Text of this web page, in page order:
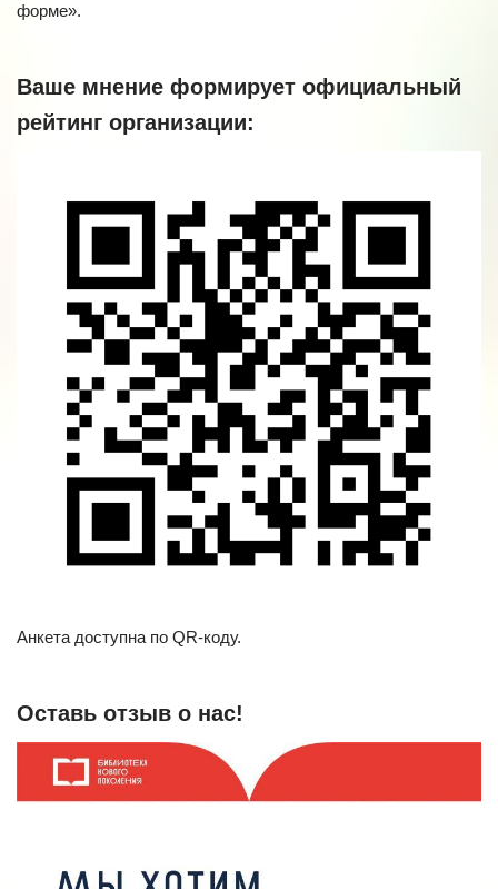
форме».
Ваше мнение формирует официальный
рейтинг организации:
Анкета доступна по QR-коду.
Оставь отзыв о нас!